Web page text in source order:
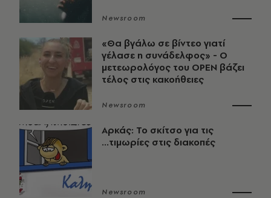
Newsroom
«Θα βγάλω σε βίντεο γιατί
γέλασε η συνάδελφος» - Ο
μετεωρολόγος του OPEN βάζει
τέλος στις κακοήθειες
Newsroom
Αρκάς: Το σκίτσο για τις
...τιμωρίες στις διακοπές
Newsroom